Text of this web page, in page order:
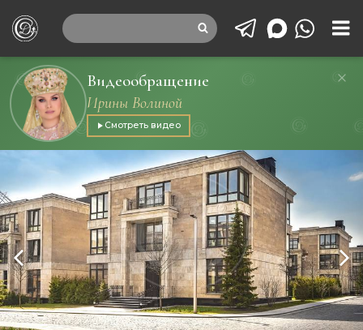
Видеообращение
Ирины Волиной
Смотреть видео